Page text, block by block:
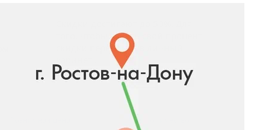
того, чтобы узнать свой процент
скидки перейдите в